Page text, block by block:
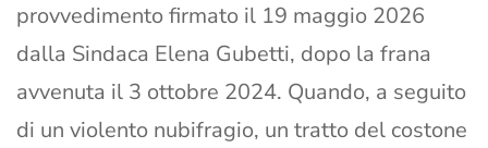
provvedimento firmato il 19 maggio 2026
dalla Sindaca Elena Gubetti, dopo la frana
avvenuta il 3 ottobre 2024. Quando, a seguito
di un violento nubifragio, un tratto del costone